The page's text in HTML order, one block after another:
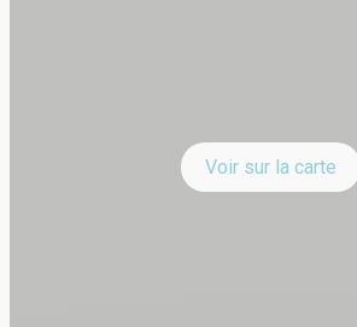
Voir sur la carte